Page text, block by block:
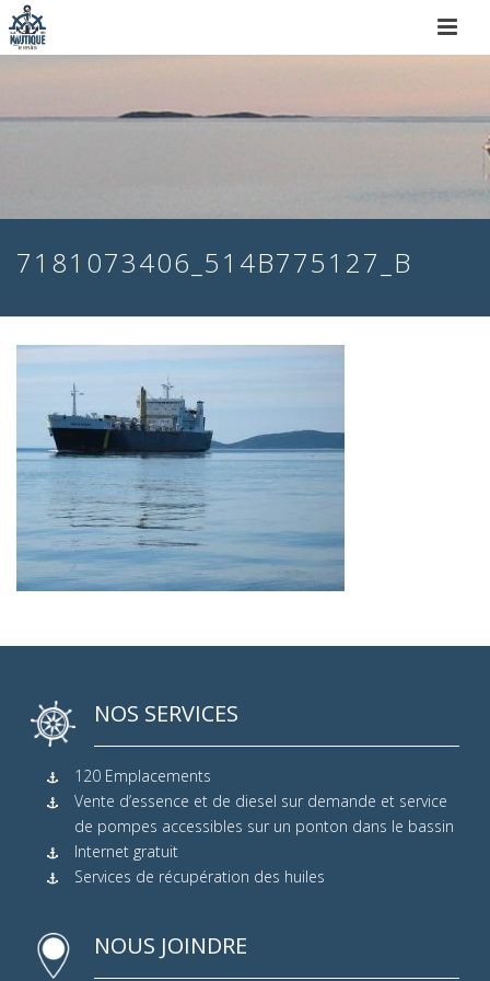
7181073406_514B775127_B
NOS SERVICES
120 Emplacements
Vente d’essence et de diesel sur demande et service
de pompes accessibles sur un ponton dans le bassin
Internet gratuit
Services de récupération des huiles
NOUS JOINDRE